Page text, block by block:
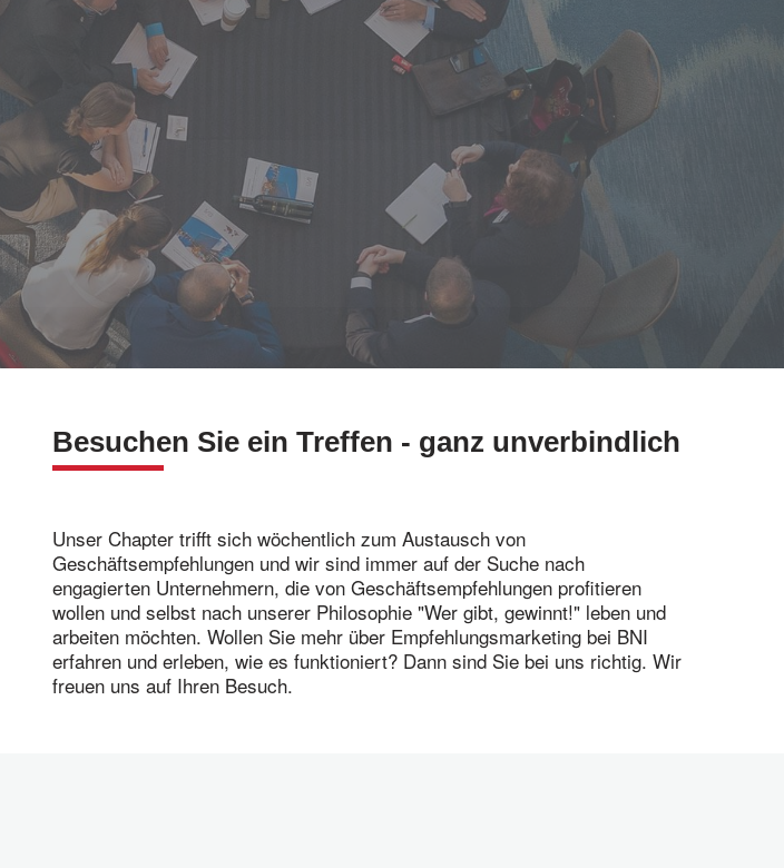
Besuchen Sie ein Treffen - ganz unverbindlich
Unser Chapter trifft sich wöchentlich zum Austausch von
Geschäftsempfehlungen und wir sind immer auf der Suche nach
engagierten Unternehmern, die von Geschäftsempfehlungen profitieren
wollen und selbst nach unserer Philosophie "Wer gibt, gewinnt!" leben und
arbeiten möchten. Wollen Sie mehr über Empfehlungsmarketing bei BNI
erfahren und erleben, wie es funktioniert? Dann sind Sie bei uns richtig. Wir
freuen uns auf Ihren Besuch.